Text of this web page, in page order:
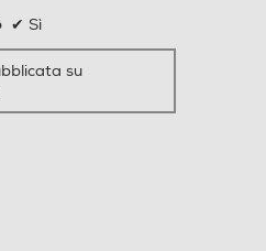
Gira arrosto
✔ Sì
su